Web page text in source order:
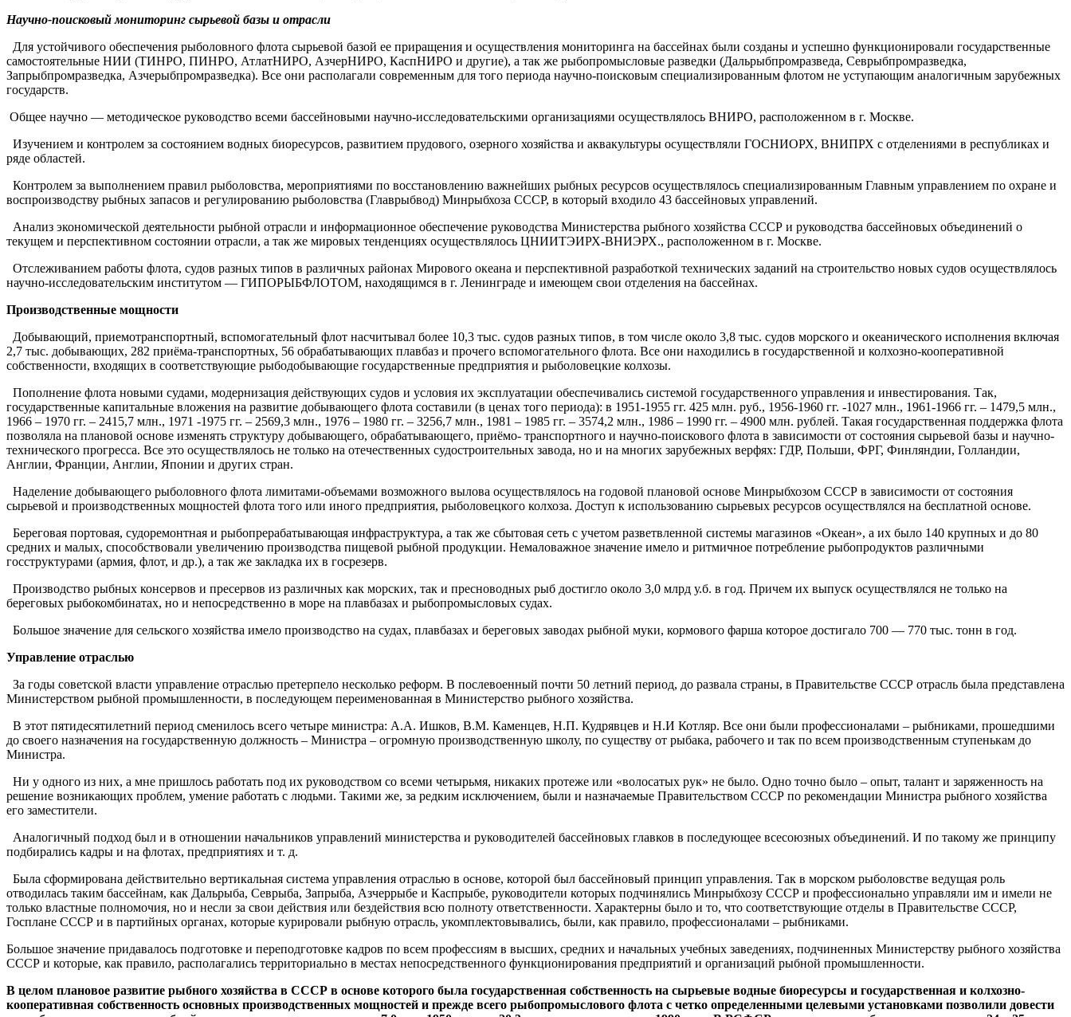
Научно-поисковый мониторинг сырьевой базы и отрасли
Для устойчивого обеспечения рыболовного флота сырьевой базой ее приращения и осуществления мониторинга на бассейнах были созданы и успешно функционировали государственные
самостоятельные НИИ (ТИНРО, ПИНРО, АтлатНИРО, АзчерНИРО, КаспНИРО и другие), а так же рыбопромысловые разведки (Дальрыбпромразведа, Севрыбпромразведка,
Запрыбпромразведка, Азчерыбпромразведка). Все они располагали современным для того периода научно-поисковым специализированным флотом не уступающим аналогичным зарубежных
государств.
Общее научно — методическое руководство всеми бассейновыми научно-исследовательскими организациями осуществлялось ВНИРО, расположенном в г. Москве.
Изучением и контролем за состоянием водных биоресурсов, развитием прудового, озерного хозяйства и аквакультуры осуществляли ГОСНИОРХ, ВНИПРХ с отделениями в республиках и
ряде областей.
Контролем за выполнением правил рыболовства, мероприятиями по восстановлению важнейших рыбных ресурсов осуществлялось специализированным Главным управлением по охране и
воспроизводству рыбных запасов и регулированию рыболовства (Главрыбвод) Минрыбхоза СССР, в который входило 43 бассейновых управлений.
Анализ экономической деятельности рыбной отрасли и информационное обеспечение руководства Министерства рыбного хозяйства СССР и руководства бассейновых объединений о
текущем и перспективном состоянии отрасли, а так же мировых тенденциях осуществлялось ЦНИИТЭИРХ-ВНИЭРХ., расположенном в г. Москве.
Отслеживанием работы флота, судов разных типов в различных районах Мирового океана и перспективной разработкой технических заданий на строительство новых судов осуществлялось
научно-исследовательским институтом — ГИПОРЫБФЛОТОМ, находящимся в г. Ленинграде и имеющем свои отделения на бассейнах.
Производственные мощности
Добывающий, приемотранспортный, вспомогательный флот насчитывал более 10,3 тыс. судов разных типов, в том числе около 3,8 тыс. судов морского и океанического исполнения включая
2,7 тыс. добывающих, 282 приёма-транспортных, 56 обрабатывающих плавбаз и прочего вспомогательного флота. Все они находились в государственной и колхозно-кооперативной
собственности, входящих в соответствующие рыбодобывающие государственные предприятия и рыболовецкие колхозы.
Пополнение флота новыми судами, модернизация действующих судов и условия их эксплуатации обеспечивались системой государственного управления и инвестирования. Так,
государственные капитальные вложения на развитие добывающего флота составили (в ценах того периода): в 1951-1955 гг. 425 млн. руб., 1956-1960 гг. -1027 млн., 1961-1966 гг. – 1479,5 млн.,
1966 – 1970 гг. – 2415,7 млн., 1971 -1975 гг. – 2569,3 млн., 1976 – 1980 гг. – 3256,7 млн., 1981 – 1985 гг. – 3574,2 млн., 1986 – 1990 гг. – 4900 млн. рублей. Такая государственная поддержка флота
позволяла на плановой основе изменять структуру добывающего, обрабатывающего, приёмо- транспортного и научно-поискового флота в зависимости от состояния сырьевой базы и научно-
технического прогресса. Все это осуществлялось не только на отечественных судостроительных завода, но и на многих зарубежных верфях: ГДР, Польши, ФРГ, Финляндии, Голландии,
Англии, Франции, Англии, Японии и других стран.
Наделение добывающего рыболовного флота лимитами-объемами возможного вылова осуществлялось на годовой плановой основе Минрыбхозом СССР в зависимости от состояния
сырьевой и производственных мощностей флота того или иного предприятия, рыболовецкого колхоза. Доступ к использованию сырьевых ресурсов осуществлялся на бесплатной основе.
Береговая портовая, судоремонтная и рыбопрерабатывающая инфраструктура, а так же сбытовая сеть с учетом разветвленной системы магазинов «Океан», а их было 140 крупных и до 80
средних и малых, способствовали увеличению производства пищевой рыбной продукции. Немаловажное значение имело и ритмичное потребление рыбопродуктов различными
госструктурами (армия, флот, и др.), а так же закладка их в госрезерв.
Производство рыбных консервов и пресервов из различных как морских, так и пресноводных рыб достигло около 3,0 млрд у.б. в год. Причем их выпуск осуществлялся не только на
береговых рыбокомбинатах, но и непосредственно в море на плавбазах и рыбопромысловых судах.
Большое значение для сельского хозяйства имело производство на судах, плавбазах и береговых заводах рыбной муки, кормового фарша которое достигало 700 — 770 тыс. тонн в год.
Управление отраслью
За годы советской власти управление отраслью претерпело несколько реформ. В послевоенный почти 50 летний период, до развала страны, в Правительстве СССР отрасль была представлена
Министерством рыбной промышленности, в последующем переименованная в Министерство рыбного хозяйства.
В этот пятидесятилетний период сменилось всего четыре министра: А.А. Ишков, В.М. Каменцев, Н.П. Кудрявцев и Н.И Котляр. Все они были профессионалами – рыбниками, прошедшими
до своего назначения на государственную должность – Министра – огромную производственную школу, по существу от рыбака, рабочего и так по всем производственным ступенькам до
Министра.
Ни у одного из них, а мне пришлось работать под их руководством со всеми четырьмя, никаких протеже или «волосатых рук» не было. Одно точно было – опыт, талант и заряженность на
решение возникающих проблем, умение работать с людьми. Такими же, за редким исключением, были и назначаемые Правительством СССР по рекомендации Министра рыбного хозяйства
его заместители.
Аналогичный подход был и в отношении начальников управлений министерства и руководителей бассейновых главков в последующее всесоюзных объединений. И по такому же принципу
подбирались кадры и на флотах, предприятиях и т. д.
Была сформирована действительно вертикальная система управления отраслью в основе, которой был бассейновый принцип управления. Так в морском рыболовстве ведущая роль
отводилась таким бассейнам, как Дальрыба, Севрыба, Запрыба, Азчеррыбе и Каспрыбе, руководители которых подчинялись Минрыбхозу СССР и профессионально управляли им и имели не
только властные полномочия, но и несли за свои действия или бездействия всю полноту ответственности. Характерны было и то, что соответствующие отделы в Правительстве СССР,
Госплане СССР и в партийных органах, которые курировали рыбную отрасль, укомплектовывались, были, как правило, профессионалами – рыбниками.
Большое значение придавалось подготовке и переподготовке кадров по всем профессиям в высших, средних и начальных учебных заведениях, подчиненных Министерству рыбного хозяйства
СССР и которые, как правило, располагались территориально в местах непосредственного функционирования предприятий и организаций рыбной промышленности.
В целом плановое развитие рыбного хозяйства в СССР в основе которого была государственная собственность на сырьевые водные биоресурсы и государственная и колхозно-
кооперативная собственность основных производственных мощностей и прежде всего рыбопромыслового флота с четко определенными целевыми установками позволили довести